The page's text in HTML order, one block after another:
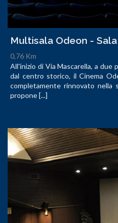
Multisala Odeon - Sala
0,76 Km
All'inizio di Via Mascarella, a due
dal centro storico, il Cinema
completamente rinnovato nella
propone [...]